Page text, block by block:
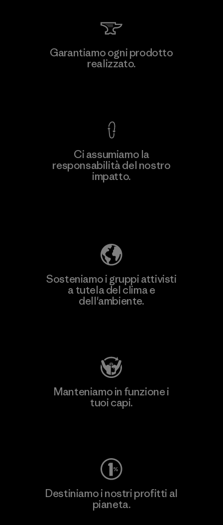
Scopri di più
Vertical Knits S.A. de C.V.
Garantiamo ogni prodotto
realizzato.
Ci assumiamo la
responsabilità del nostro
impatto.
Sosteniamo i gruppi attivisti
a tutela del clima e
dell'ambiente.
Manteniamo in funzione i
tuoi capi.
Destiniamo i nostri profitti al
pianeta.